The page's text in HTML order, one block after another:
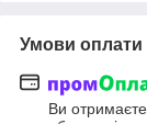
Умови оплати
Ви